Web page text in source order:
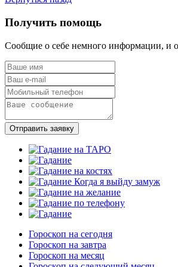
Получить помощь
Сообщие о себе немного информации, и
Отправить заявку
Гороскоп на сегодня
Гороскоп на завтра
Гороскоп на месяц